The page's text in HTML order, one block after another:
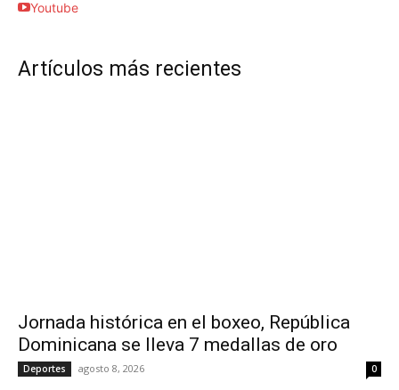
Youtube
Artículos más recientes
Jornada histórica en el boxeo, República
Dominicana se lleva 7 medallas de oro
Deportes agosto 8, 2026 0